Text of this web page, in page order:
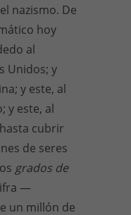
nazismo. De
hoy
al
Unidos; y
y este, al
y este, al
cubrir
de seres
grados de
—
un millón de